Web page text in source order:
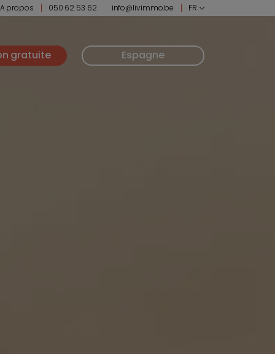
A propos 050 62 53 62 info@livimmo.be FR
gratuite Espagne